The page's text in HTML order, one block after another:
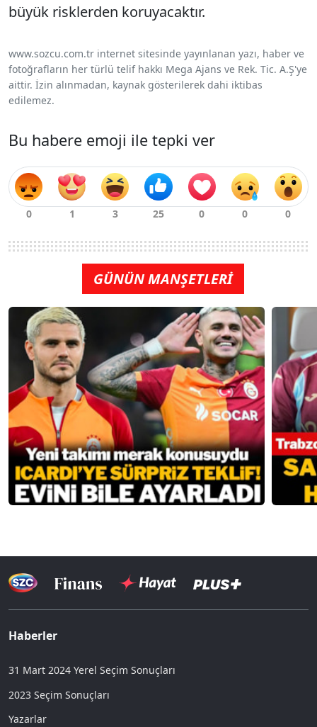
büyük risklerden koruyacaktır.
www.sozcu.com.tr internet sitesinde yayınlanan yazı, haber ve
fotoğrafların her türlü telif hakkı Mega Ajans ve Rek. Tic. A.Ş'ye
aittir. İzin alınmadan, kaynak gösterilerek dahi iktibas
edilemez.
Bu habere emoji ile tepki ver
GÜNÜN MANŞETLERİ
Haberler
31 Mart 2024 Yerel Seçim Sonuçları
2023 Seçim Sonuçları
Yazarlar